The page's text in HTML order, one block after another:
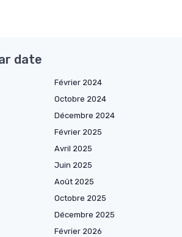
date
Février 2024
Octobre 2024
Décembre 2024
Février 2025
Avril 2025
Juin 2025
Août 2025
Octobre 2025
Décembre 2025
Février 2026